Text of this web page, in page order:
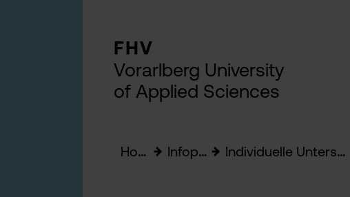
FHV
Vorarlberg University
of Applied Sciences
Home Infopoint Individuelle Unterstützung